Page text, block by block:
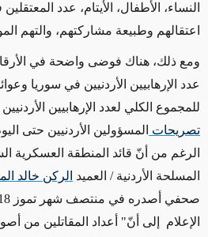
النساء، الأطفال، الأيتام، عدد
اعتقالهم وطبيعة مشاركتهم، والتهم
ومع ذلك، هناك فوضى واضحة في
عدد الإرهابيين الأردنيين في سوريا
للمجموع الكلي لعدد الإرهابيين
تصريحات
الرغم من أنّ قائد المنطقة العسكرية
المسلحة الأردنية / العميدالركن خالد
الإعلام إلى أنّ" أعداد المقاتلين من